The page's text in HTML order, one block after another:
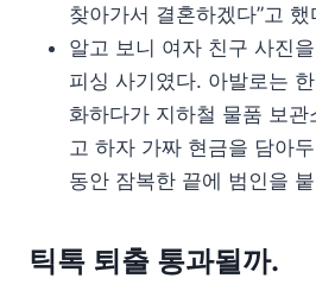
찾아가서 결혼하겠다”고 했
알고 보니 여자 친구 사진
피싱 사기였다. 아발로는
화하다가 지하철 물품 보
고 하자 가짜 현금을 담아
동안 잠복한 끝에 범인을
틱톡 퇴출 통과될까.